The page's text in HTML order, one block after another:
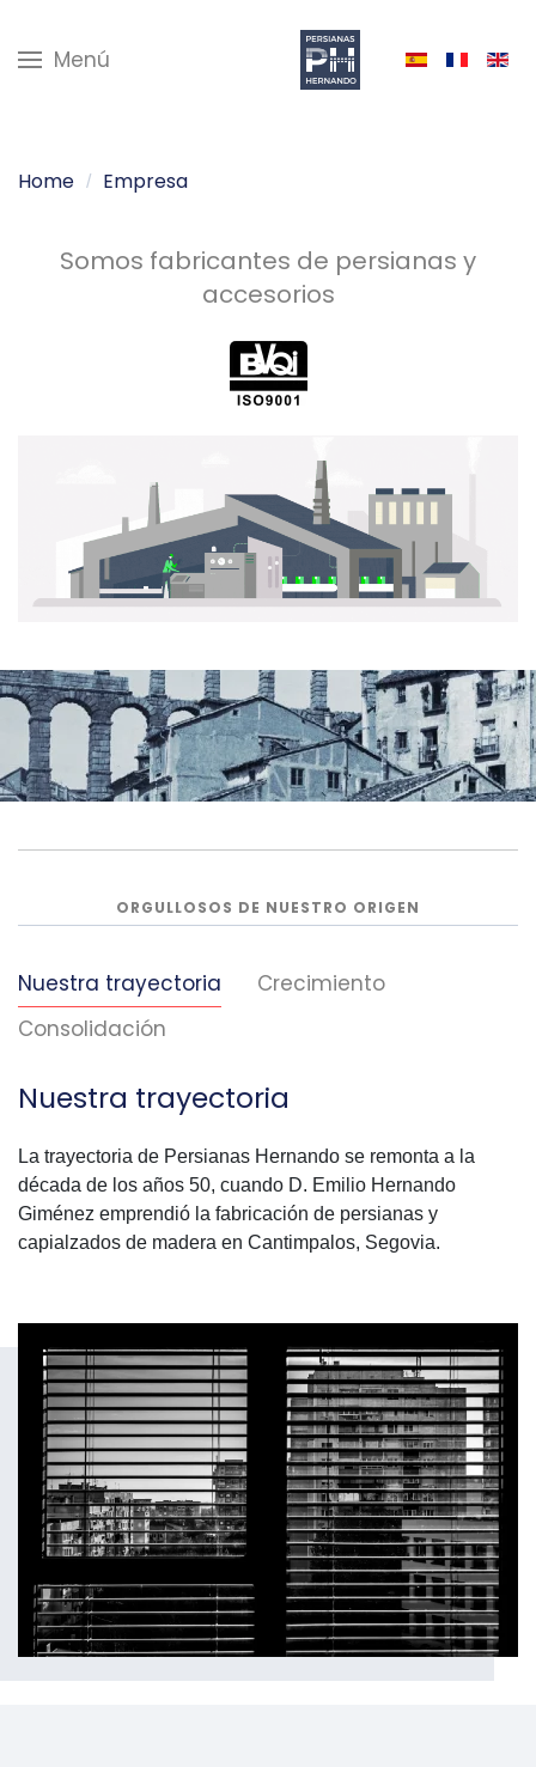
Menú
Home Empresa
Somos fabricantes de persianas y
accesorios
ORGULLOSOS DE NUESTRO ORIGEN
Nuestra trayectoria
Crecimiento
Consolidación
Nuestra trayectoria
La trayectoria de Persianas Hernando se remonta a la
década de los años 50, cuando D. Emilio Hernando
Giménez emprendió la fabricación de persianas y
capialzados de madera en Cantimpalos, Segovia.